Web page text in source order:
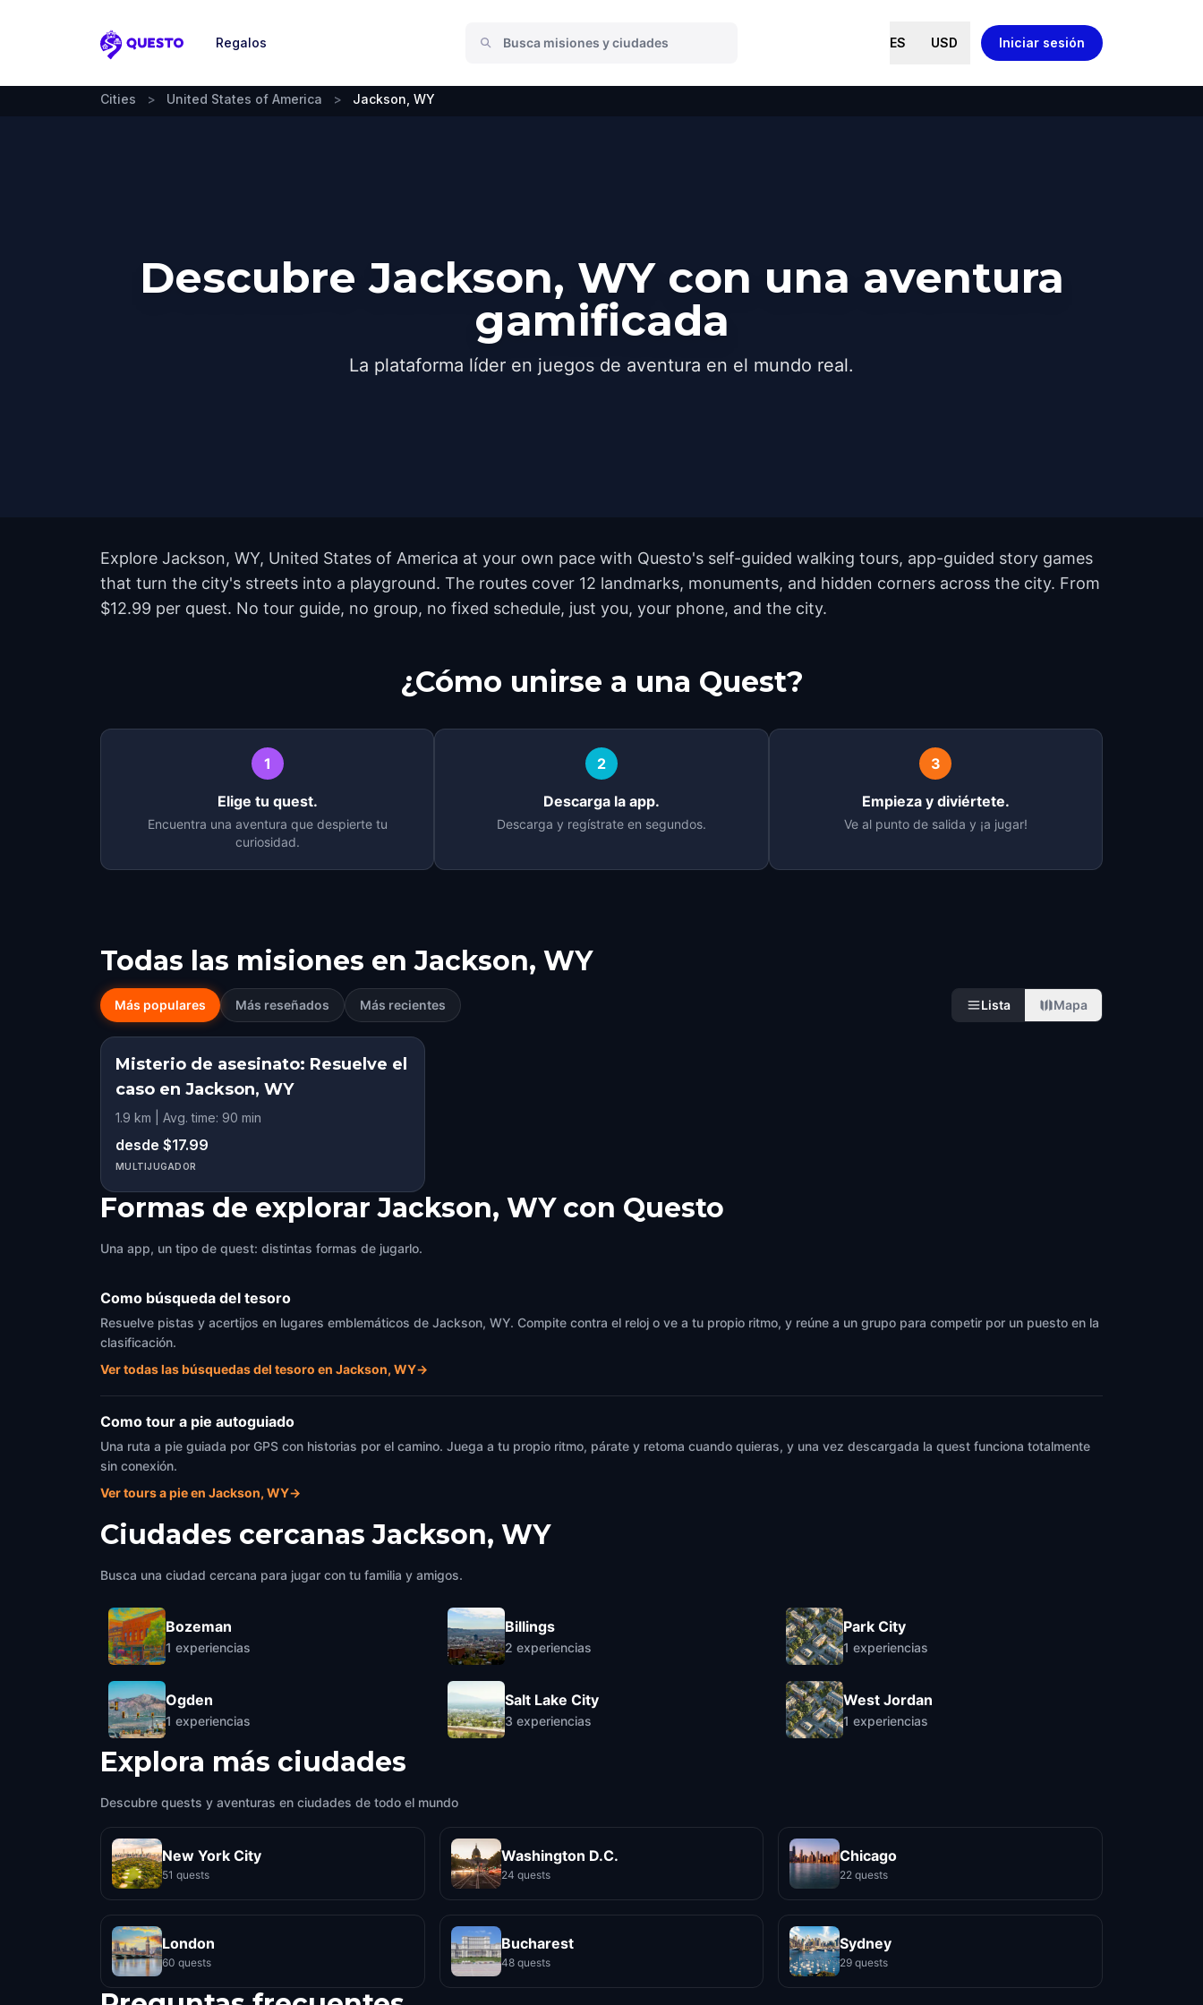
Questo
Regalos ES USD Iniciar sesión
Cities > United States of America > Jackson, WY
Descubre Jackson, WY con una aventura
gamificada
La plataforma líder en juegos de aventura en el mundo real.
Explore Jackson, WY, United States of America at your own pace with Questo's self-guided walking tours, app-guided story games
that turn the city's streets into a playground. The routes cover 12 landmarks, monuments, and hidden corners across the city. From
$12.99 per quest. No tour guide, no group, no fixed schedule, just you, your phone, and the city.
¿Cómo unirse a una Quest?
1
Elige tu quest.
Encuentra una aventura que despierte tu
curiosidad.
2
Descarga la app.
Descarga y regístrate en segundos.
3
Empieza y diviértete.
Ve al punto de salida y ¡a jugar!
Todas las misiones en Jackson, WY
Más populares Más reseñados Más recientes Lista Mapa
Misterio de asesinato: Resuelve el
caso en Jackson, WY
1.9 km | Avg. time: 90 min
desde $17.99
MULTIJUGADOR
Formas de explorar Jackson, WY con Questo
Una app, un tipo de quest: distintas formas de jugarlo.
Como búsqueda del tesoro
Resuelve pistas y acertijos en lugares emblemáticos de Jackson, WY. Compite contra el reloj o ve a tu propio ritmo, y reúne a un grupo para competir por un puesto en la
clasificación.
Ver todas las búsquedas del tesoro en Jackson, WY→
Como tour a pie autoguiado
Una ruta a pie guiada por GPS con historias por el camino. Juega a tu propio ritmo, párate y retoma cuando quieras, y una vez descargada la quest funciona totalmente
sin conexión.
Ver tours a pie en Jackson, WY→
Ciudades cercanas Jackson, WY
Busca una ciudad cercana para jugar con tu familia y amigos.
Bozeman
1 experiencias
Ogden
1 experiencias
Billings
2 experiencias
Salt Lake City
3 experiencias
Park City
1 experiencias
West Jordan
1 experiencias
Explora más ciudades
Descubre quests y aventuras en ciudades de todo el mundo
New York City
51 quests
Washington D.C.
24 quests
Chicago
22 quests
London
60 quests
Bucharest
48 quests
Sydney
29 quests